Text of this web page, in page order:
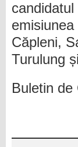
Căpleni,
Turulung
Buletin de